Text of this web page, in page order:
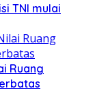
TNI mulai
Ruang